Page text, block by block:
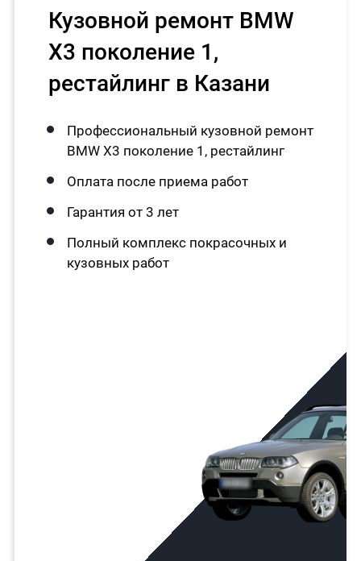
Кузовной ремонт BMW
X3 поколение 1,
рестайлинг в Казани
Профессиональный кузовной ремонт
BMW X3 поколение 1, рестайлинг
Оплата после приема работ
Гарантия от 3 лет
Полный комплекс покрасочных и
кузовных работ